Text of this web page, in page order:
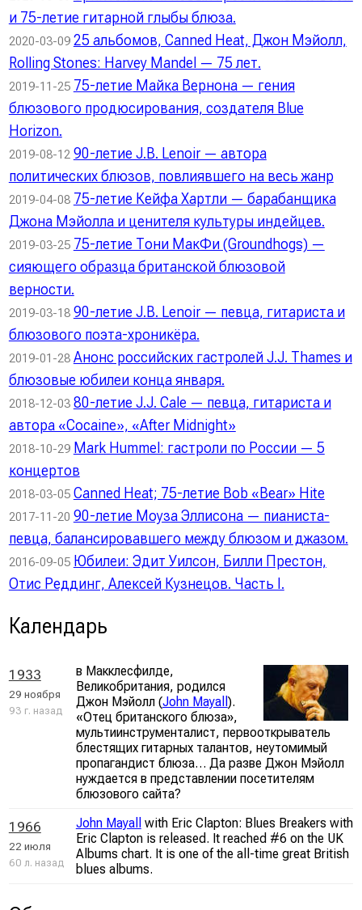
и 75-летие гитарной глыбы блюза.
2020-03-09 25 альбомов, Canned Heat, Джон Мэйолл,
Rolling Stones: Harvey Mandel — 75 лет.
2019-11-25 75-летие Майка Вернона — гения
блюзового продюсирования, создателя Blue
Horizon.
2019-08-12 90-летие J.B. Lenoir — автора
политических блюзов, повлиявшего на весь жанр
2019-04-08 75-летие Кейфа Хартли — барабанщика
Джона Мэйолла и ценителя культуры индейцев.
2019-03-25 75-летие Тони МакФи (Groundhogs) —
сияющего образца британской блюзовой
верности.
2019-03-18 90-летие J.B. Lenoir — певца, гитариста и
блюзового поэта-хроникёра.
2019-01-28 Анонс российских гастролей J.J. Thames и
блюзовые юбилеи конца января.
2018-12-03 80-летие J.J. Cale — певца, гитариста и
автора «Cocaine», «After Midnight»
2018-10-29 Mark Hummel: гастроли по России — 5
концертов
2018-03-05 Canned Heat; 75-летие Bob «Bear» Hite
2017-11-20 90-летие Моуза Эллисона — пианиста-
певца, балансировавшего между блюзом и джазом.
2016-09-05 Юбилеи: Эдит Уилсон, Билли Престон,
Отис Реддинг, Алексей Кузнецов. Часть I.
Календарь
1933
29 ноября
93 г. назад
в Макклесфилде,
Великобритания, родился
Джон Мэйолл (John Mayall ).
«Отец британского блюза»,
мультиинструменталист, первооткрыватель
блестящих гитарных талантов, неутомимый
пропагандист блюза… Да разве Джон Мэйолл
нуждается в представлении посетителям
блюзового сайта?
1966
22 июля
60 л. назад
John Mayall
with Eric Clapton: Blues Breakers with
Eric Clapton is released. It reached #6 on the UK
Albums chart. It is one of the all-time great British
blues albums.